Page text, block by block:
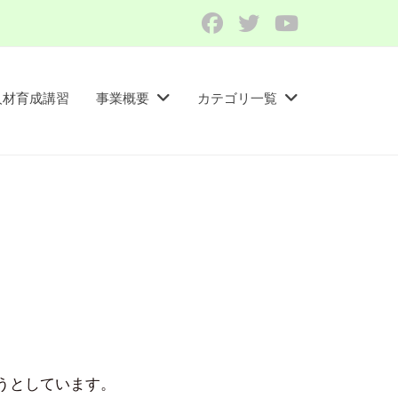
Facebook
TwitterYouTube
育成講習​ 事業概要 カテゴリ一覧
しています。